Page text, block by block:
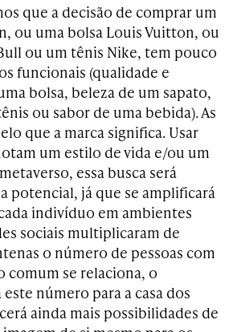
que a decisão de comprar um
ou uma bolsa Louis Vuitton, ou
ou um tênis Nike, tem pouco
funcionais (qualidade e
bolsa, beleza de um sapato,
ou sabor de uma bebida). As
que a marca significa. Usar
um estilo de vida e/ou um
essa busca será
potencial, já que se amplificará
indivíduo em ambientes
sociais multiplicaram de
o número de pessoas com
comum se relaciona, o
número para a casa dos
ainda mais possibilidades de